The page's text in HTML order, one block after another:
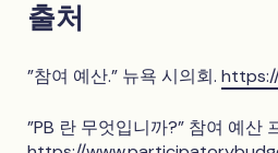
출처
"참여 예산." 뉴욕 시의회.
"PB 란 무엇입니까?" 참여 예산